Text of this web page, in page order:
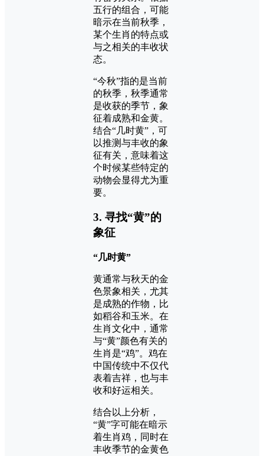
五行的组合，可能
暗示在当前秋季，
某个生肖的特点或
与之相关的丰收状
态。
“今秋”指的是当前
的秋季，秋季通常
是收获的季节，象
征着成熟和金黄。
结合“几时黄”，可
以推测与丰收的象
征有关，意味着这
个时候某些特定的
动物会显得尤为重
要。
3. 寻找“黄”的
象征
“几时黄”
黄通常与秋天的金
色景象相关，尤其
是成熟的作物，比
如稻谷和玉米。在
生肖文化中，通常
与“黄”颜色有关的
生肖是“鸡”。鸡在
中国传统中不仅代
表着吉祥，也与丰
收和好运相关。
结合以上分析，
“黄”字可能在暗示
着生肖鸡，同时在
丰收季节的金黄色